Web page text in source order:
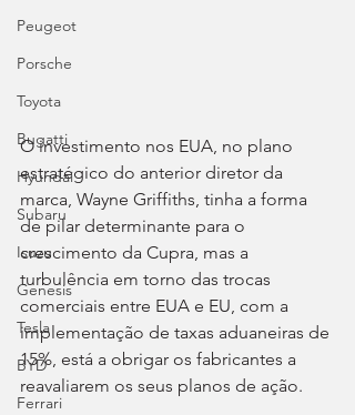
Peugeot
Porsche
Toyota
Bugatti
Hyundai
Subaru
Isuzu
Genesis
Tesla
BYD
Ferrari
O investimento nos EUA, no plano
estratégico do anterior diretor da
marca, Wayne Griffiths, tinha a forma
de pilar determinante para o
crescimento da Cupra, mas a
turbulência em torno das trocas
comerciais entre EUA e EU, com a
implementação de taxas aduaneiras de
15%, está a obrigar os fabricantes a
reavaliarem os seus planos de ação.